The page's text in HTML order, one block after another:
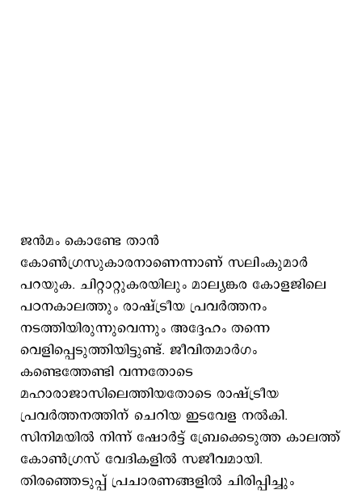
ജന്‍മം കൊണ്ടേ താന്‍
കോണ്‍ഗ്രസുകാരനാണെന്നാണ് സലിംകുമാര്‍
പറയുക. ചിറ്റാറ്റുകരയിലും മാല്യങ്കര കോളജിലെ
പഠനകാലത്തും രാഷ്ട്രീയ പ്രവര്‍ത്തനം
നടത്തിയിരുന്നുവെന്നും അദ്ദേഹം തന്നെ
വെളിപ്പെടുത്തിയിട്ടുണ്ട്. ജീവിതമാര്‍ഗം
കണ്ടെത്തേണ്ടി വന്നതോടെ
മഹാരാജാസിലെത്തിയതോടെ രാഷ്ട്രീയ
പ്രവര്‍ത്തനത്തിന് ചെറിയ ഇടവേള നല്‍കി.
സിനിമയില്‍ നിന്ന് ഷോര്‍ട്ട് ബ്രേക്കെടുത്ത കാലത്ത്
കോണ്‍ഗ്രസ് വേദികളില്‍ സജീവമായി.
തിരഞ്ഞെടുപ്പ് പ്രചാരണങ്ങളില്‍ ചിരിപ്പിച്ചും